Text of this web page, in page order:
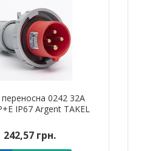
0242 32А
IP67 Argent TAKEL
242,57 грн.